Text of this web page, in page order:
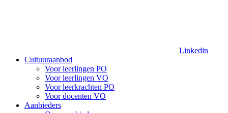
Linkedin
Cultuuraanbod
Voor leerlingen PO
Voor leerlingen VO
Voor leerkrachten PO
Voor docenten VO
Aanbieders